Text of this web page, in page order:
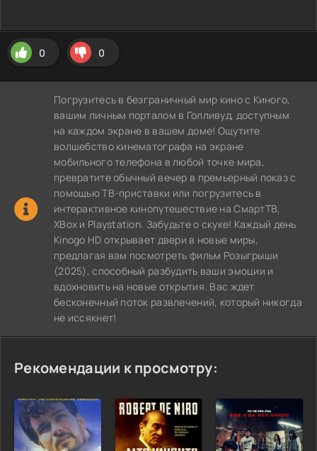
0 0
Погрузитесь в безграничный мир кино с Киного,
вашим личным порталом в Голливуд, доступным
на каждом экране в вашем доме! Ощутите
волшебство кинематографа на экране
мобильного телефона в любой точке мира,
превратите обычный вечер в премьерный показ с
помощью ТВ-приставки или погрузитесь в
интерактивное кинопутешествие на СмартТВ,
XBox и Playstation. Забудьте о скуке! Каждый день
Kinogo HD открывает двери в новые миры,
предлагая вам посмотреть фильм Розыгрыши
(2025), способный разбудить ваши эмоции и
вдохновить на новые открытия. Вас ждет
бесконечный поток развлечений, который никогда
не иссякнет!
Рекомендации к просмотру: